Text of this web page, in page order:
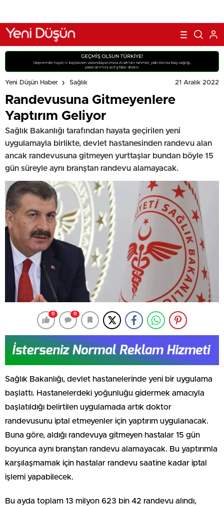
Yeni Düşün Haber Sağlık 21 Aralık 2022
Randevusuna Gitmeyenlere
Yaptırım Geliyor
Sağlık Bakanlığı tarafından hayata geçirilen yeni
uygulamayla birlikte, devlet hastanesinden randevu alan
ancak randevusuna gitmeyen yurttaşlar bundan böyle 15
gün süreyle aynı branştan randevu alamayacak.
0 0
Sağlık Bakanlığı, devlet hastanelerinde yeni bir uygulama
başlattı. Hastanelerdeki yoğunluğu gidermek amacıyla
başlatıldığı belirtilen uygulamada artık doktor
randevusunu iptal etmeyenler için yaptırım uygulanacak.
Buna göre, aldığı randevuya gitmeyen hastalar 15 gün
boyunca aynı branştan randevu alamayacak. Bu yaptırımla
karşılaşmamak için hastalar randevu saatine kadar iptal
işlemi yapabilecek.
Bu ayda toplam 13 milyon 623 bin 42 randevu alındı,